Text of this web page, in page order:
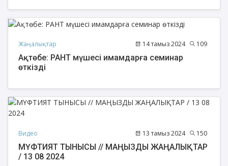
уағызын өткізді.
Жаңалықтар 14 тамыз 2024 109
Ақтөбе: РАНТ мүшесі имамдарға семинар
өткізді
Видео 13 тамыз 2024 150
МҮФТИЯТ ТЫНЫСЫ // МАҢЫЗДЫ ЖАҢАЛЫҚТАР
/ 13 08 2024